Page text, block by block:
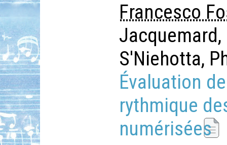
Francesco
Jacquemard,
S'Niehotta,
Évaluation
rythmique
numérisées